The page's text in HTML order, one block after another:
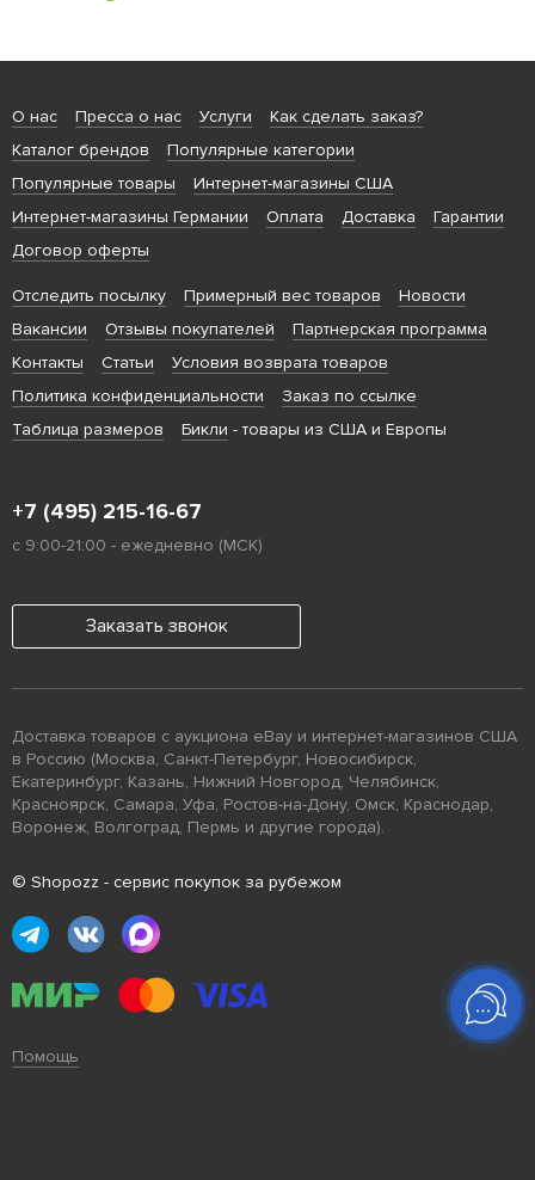
О нас Пресса о нас Услуги
Как сделать заказ?
Каталог брендов
Популярные категории
Популярные товары
Интернет-магазины США
Интернет-магазины Германии
Оплата Доставка
Гарантии
Договор оферты
Отследить посылку Примерный вес товаров
Новости
Вакансии
Отзывы покупателей
Партнерская программа
Контакты
Статьи
Условия возврата товаров
Политика конфиденциальности
Заказ по ссылке
Таблица размеров
Бикли - товары из США и Европы
+7 (495) 215-16-67
с 9:00-21:00 - ежедневно (МСК)
Заказать звонок
Доставка товаров с аукциона eBay и интернет-магазинов США
в Россию (Москва, Санкт-Петербург, Новосибирск,
Екатеринбург, Казань, Нижний Новгород, Челябинск,
Красноярск, Самара, Уфа, Ростов-на-Дону, Омск, Краснодар,
Воронеж, Волгоград, Пермь и другие города).
© Shopozz - сервис покупок за рубежом
Помощь